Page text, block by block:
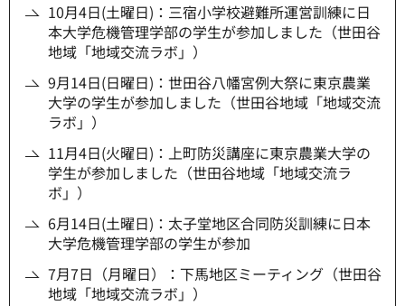
10月4日(土曜日)：三宿小学校避難所運営訓練に日
本大学危機管理学部の学生が参加しました（世田谷
地域「地域交流ラボ」）
9月14日(日曜日)：世田谷八幡宮例大祭に東京農業
大学の学生が参加しました（世田谷地域「地域交流
ラボ」）
11月4日(火曜日)：上町防災講座に東京農業大学の
学生が参加しました（世田谷地域「地域交流ラ
ボ」）
6月14日(土曜日)：太子堂地区合同防災訓練に日本
大学危機管理学部の学生が参加
7月7日（月曜日）：下馬地区ミーティング（世田谷
地域「地域交流ラボ」）